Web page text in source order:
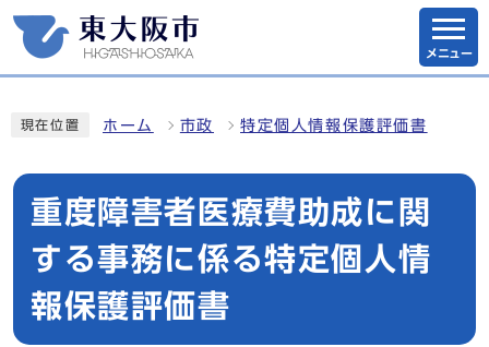
メニュー
現在位置 ホーム 市政 特定個人情報保護評価書
重度障害者医療費助成に関
する事務に係る特定個人情
報保護評価書